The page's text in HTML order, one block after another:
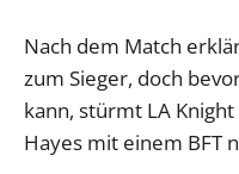
Nach dem Match
zum Sieger, doch
kann, stürmt LA
Hayes mit einem BFT